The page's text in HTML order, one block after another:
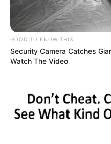
GOOD TO KNOW THIS
Security Camera Catches
Watch The Video